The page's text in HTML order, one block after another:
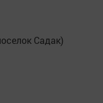
Садак)